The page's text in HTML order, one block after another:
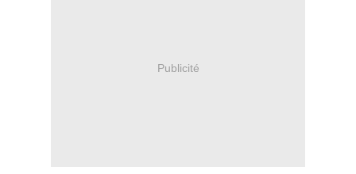
Publicité